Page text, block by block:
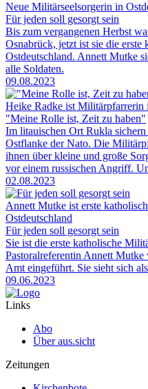
Neue Militärseelsorgerin in
Für jeden soll gesorgt sein
Bis zum vergangenen Herbst
Osnabrück, jetzt ist sie die
Ostdeutschland. Annett Mutke
alle Soldaten.
09.08.2023
Heike Radke ist Militärpfarrerin
"Meine Rolle ist, Zeit zu haben"
Im litauischen Ort Rukla
Ostflanke der Nato. Die
ihnen über kleine und große
vor einem russischen Angriff.
02.08.2023
Annett Mutke ist erste
Ostdeutschland
Für jeden soll gesorgt sein
Sie ist die erste katholische
Pastoralreferentin Annett
Amt eingeführt. Sie sieht sich
09.06.2023
Links
Abo
Über aus.sicht
Zeitungen